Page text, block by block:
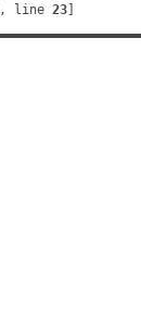
, line 23